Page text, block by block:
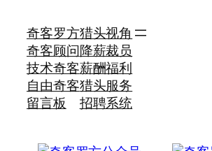
奇客罗方
奇客顾问
技术奇客
自由奇客
留言板
猎头视角
降薪裁员
薪酬福利
猎头服务
招聘系统